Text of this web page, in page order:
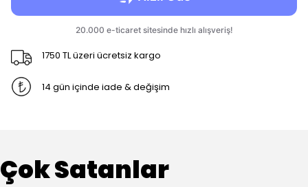
1750 TL üzeri ücretsiz kargo
14 gün içinde iade & değişim
Çok Satanlar